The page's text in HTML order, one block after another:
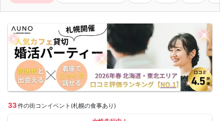
33件の街コンイベント(札幌の食事あり)